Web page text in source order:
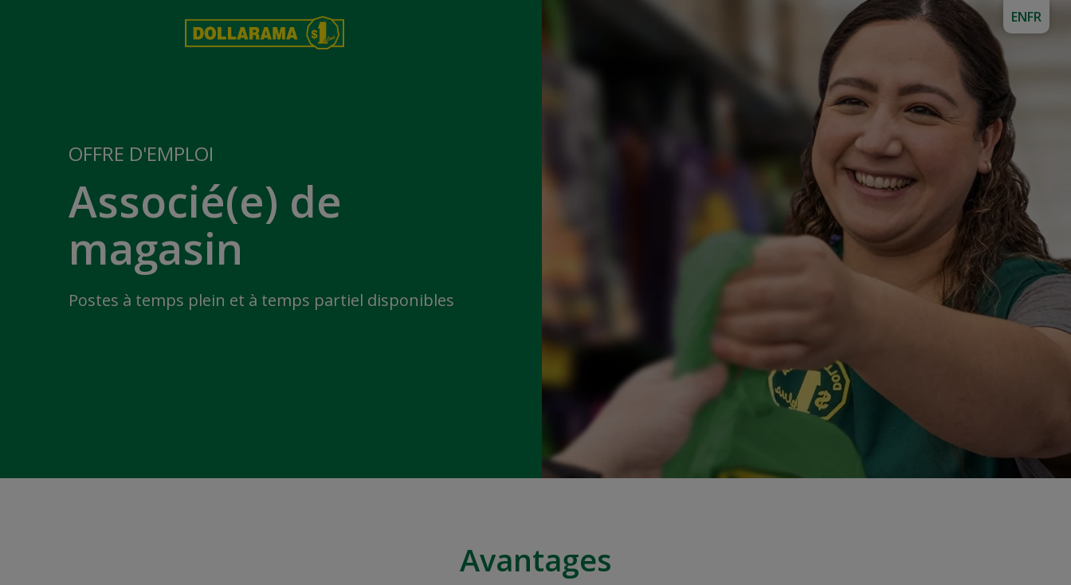
OFFRE D'EMPLOI
Associé(e) de
magasin
Postes à temps plein et à temps partiel disponibles
Avantages
ENFR